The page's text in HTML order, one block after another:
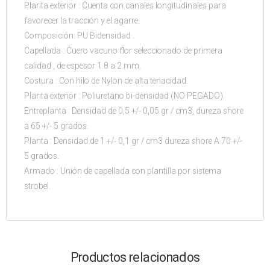
Planta exterior : Cuenta con canales longitudinales para
favorecer la tracción y el agarre.
Composición: PU Bidensidad .
Capellada : Cuero vacuno flor seleccionado de primera
calidad , de espesor 1.8 a 2 mm.
Costura : Con hilo de Nylon de alta tenacidad.
Planta exterior : Poliuretano bi-densidad (NO PEGADO).
Entreplanta : Densidad de 0,5 +/- 0,05 gr / cm3, dureza shore
a 65 +/- 5 grados.
Planta : Densidad de 1 +/- 0,1 gr / cm3 dureza shore A 70 +/-
5 grados.
Armado : Unión de capellada con plantilla por sistema
strobel.
Productos relacionados